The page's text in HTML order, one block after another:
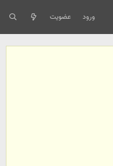
ورود عضویت